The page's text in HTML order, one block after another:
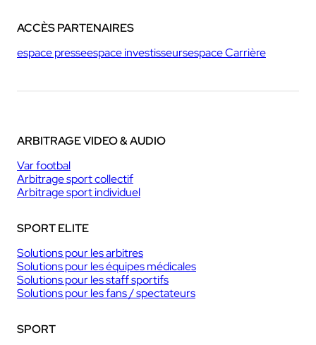
ACCÈS PARTENAIRES
espace presseespace investisseursespace Carrière
ARBITRAGE VIDEO & AUDIO
Var footbal
Arbitrage sport collectif
Arbitrage sport individuel
SPORT ELITE
Solutions pour les arbitres
Solutions pour les équipes médicales
Solutions pour les staff sportifs
Solutions pour les fans / spectateurs
SPORT